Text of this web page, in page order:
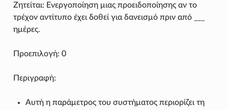
Ζητείται: Ενεργοποίηση μιας προειδοποίησης αν το
τρέχον αντίτυπο έχει δοθεί για δανεισμό πριν από ___
ημέρες.
Προεπιλογή: 0
Περιγραφή:
Αυτή η παράμετρος του συστήματος περιορίζει τη